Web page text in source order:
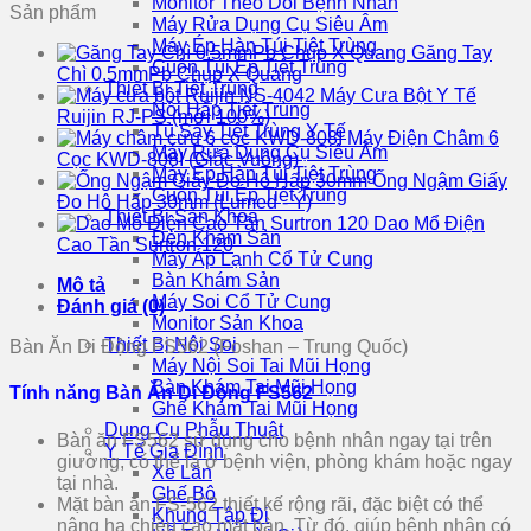
Máy Rửa Dụng Cụ Siêu Âm
Máy Ép Hàn Túi Tiệt Trùng
Cuộn Túi Ép Tiệt Trùng
Thiết Bị Tiệt Trùng
Nồi Hấp Tiệt Trùng
Tủ Sấy Tiệt Trùng Y Tế
Máy Rửa Dụng Cụ Siêu Âm
Máy Ép Hàn Túi Tiệt Trùng
Cuộn Túi Ép Tiệt Trùng
Thiết Bị Sản Khoa
Đèn Khám Sản
Máy Áp Lạnh Cổ Tử Cung
Bàn Khám Sản
Máy Soi Cổ Tử Cung
Monitor Sản Khoa
Thiết Bị Nội Soi
Máy Nội Soi Tai Mũi Họng
Bàn Khám Tai Mũi Họng
Ghế Khám Tai Mũi Họng
Dụng Cụ Phẫu Thuật
Y Tế Gia Đình
Xe Lăn
Ghế Bô
Khung Tập Đi
Sản phẩm
Găng Tay
Chì 0.5mmPb Chụp X Quang
Máy Cưa Bột Y Tế
Ruijin RJ-PS (mới 100%)
Máy Điện Châm 6
Cọc KWD-808I (Giắc Vuông)
Ống Ngậm Giấy
Đo Hô Hấp 30mm (Lumed - Ý)
Dao Mổ Điện
Cao Tần Surtron 120
Mô tả
Đánh giá (0)
Bàn Ăn Di Động FS562 (Foshan – Trung Quốc)
Tính năng Bàn Ăn Di Động FS562
Bàn ăn FS562 sử dụng cho bệnh nhân ngay tại trên
giường, có thể là ở bệnh viện, phòng khám hoặc ngay
tại nhà.
Mặt bàn ăn FS-562 thiết kế rộng rãi, đặc biệt có thể
nâng hạ chiều cao mặt bàn. Từ đó, giúp bệnh nhân có